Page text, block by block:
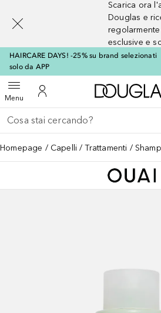
Scarica ora
Douglas e
esclusive e
HAIRCARE DAYS! -25% su brand selezionati
solo da APP
MenuApri menuAl Mio Account
Torna indietro
Esegui ricerca
Homepage Capelli Trattamenti
[navigation.slideout.screenreader]